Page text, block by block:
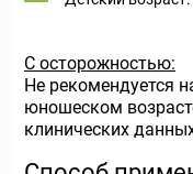
С осторожностью:
Не рекомендуется
юношеском
клинических